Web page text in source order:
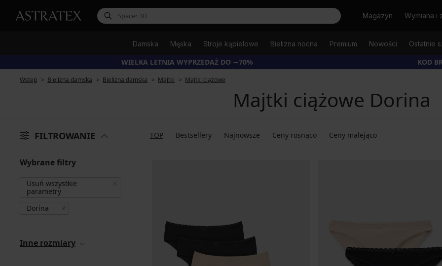
SzukajMagazyn Wymiana i
Damska Męska Stroje kąpielowe Bielizna nocna Premium Nowości Ostatnie
WIELKA LETNIA WYPRZEDAŻ DO −70% KOD
Wstęp Bielizna damska Bielizna damska Majtki Majtki ciążowe
Majtki ciążowe Dorina
FILTROWANIE TOP Bestsellery Najnowsze Ceny rosnąco Ceny malejąco
Wybrane filtry
Usuń wszystkie
parametry
Dorina
Inne rozmiary